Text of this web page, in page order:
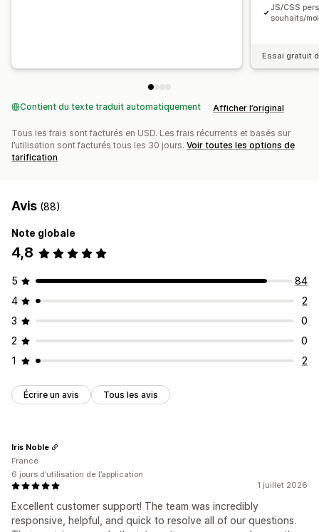
JS/CSS
souhaits/
Essai gratuit
Contient du texte traduit automatiquement Afficher l’original
Tous les frais sont facturés en USD. Les frais récurrents et basés sur
l’utilisation sont facturés tous les 30 jours. Voir toutes les options de
tarification
Avis (88)
Note globale
4,8
5
84
4
2
3
0
2
0
1
2
Écrire un avis Tous les avis
1 juillet 2026
Excellent customer support! The team was incredibly
responsive, helpful, and quick to resolve all of our questions.
Iris Noble
France
6 jours d’utilisation de l’application